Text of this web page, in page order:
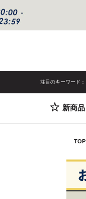
注目のキーワード：
新商品
TOP